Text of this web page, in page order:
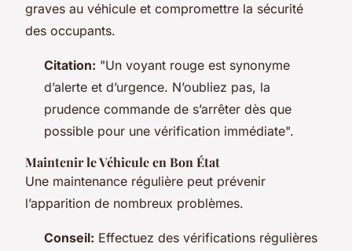
graves au véhicule et compromettre la sécurité
des occupants.
Citation: "Un voyant rouge est synonyme
d’alerte et d’urgence. N’oubliez pas, la
prudence commande de s’arrêter dès que
possible pour une vérification immédiate".
Maintenir le Véhicule en Bon État
Une maintenance régulière peut prévenir
l’apparition de nombreux problèmes.
Conseil: Effectuez des vérifications régulières